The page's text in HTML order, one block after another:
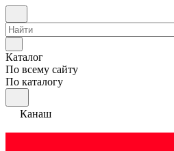
Каталог
По всему сайту
По каталогу
Канаш